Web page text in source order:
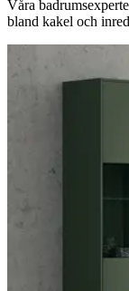
Våra
bland kakel och